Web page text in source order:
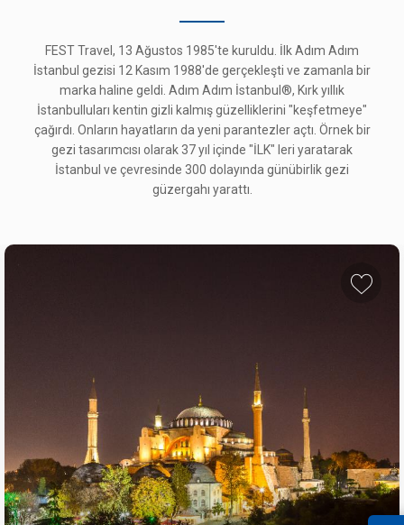
FEST Travel, 13 Ağustos 1985'te kuruldu. İlk Adım Adım
İstanbul gezisi 12 Kasım 1988'de gerçekleşti ve zamanla bir
marka haline geldi. Adım Adım İstanbul®, Kırk yıllık
İstanbulluları kentin gizli kalmış güzelliklerini "keşfetmeye"
çağırdı. Onların hayatların da yeni parantezler açtı. Örnek bir
gezi tasarımcısı olarak 37 yıl içinde "İLK" leri yaratarak
İstanbul ve çevresinde 300 dolayında günübirlik gezi
güzergahı yarattı.